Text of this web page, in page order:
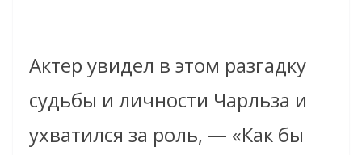
Актер увидел в этом разгадку
судьбы и личности Чарльза и
ухватился за роль, — «Как бы